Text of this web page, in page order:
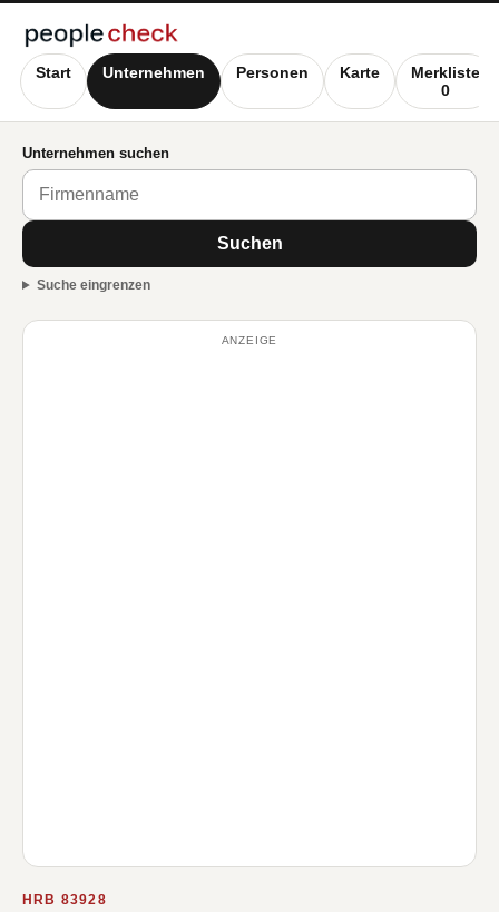
Start Unternehmen Personen Karte
Merkliste
0
Unternehmen suchen
Suchen
Suche eingrenzen
ANZEIGE
HRB 83928